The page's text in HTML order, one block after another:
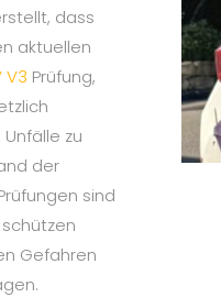
dass
aktuellen
V3 Prüfung,
zu
der
sind
Gefahren